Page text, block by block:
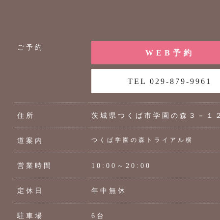
ご予約
WEB予約
TEL 029-879-9961
住所 茨城県つくば市学園の森３－１
道案内 つくば学園の森トライアル横
営業時間 10:00～20:00
定休日 年中無休
駐車場 6台